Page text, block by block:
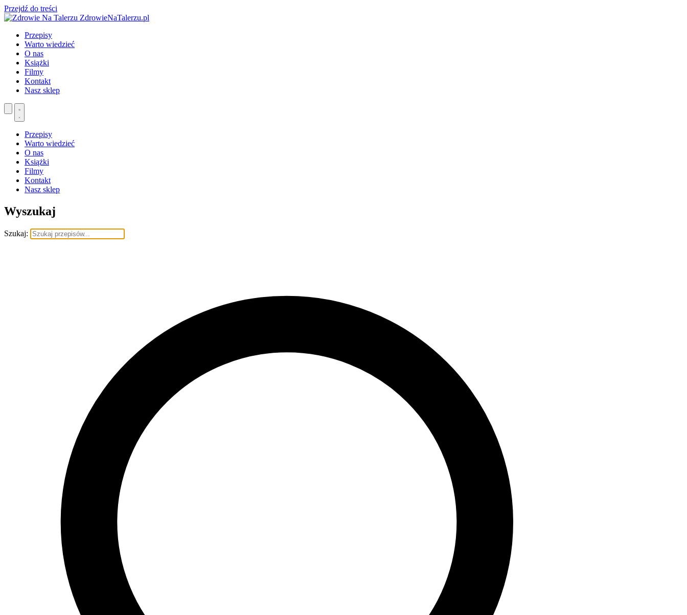
Przejdź do treści
ZdrowieNaTalerzu.pl
Przepisy
Warto wiedzieć
O nas
Książki
Filmy
Kontakt
Nasz sklep
Przepisy
Warto wiedzieć
O nas
Książki
Filmy
Kontakt
Nasz sklep
Wyszukaj
Szukaj: